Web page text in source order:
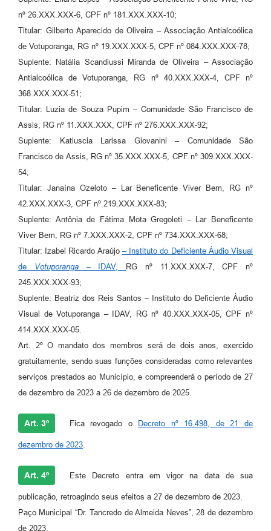
nº 26.XXX.XXX-6, CPF nº 181.XXX.XXX-10;
Titular: Gilberto Aparecido de Oliveira – Associação Antialcoólica
de Votuporanga, RG nº 19.XXX.XXX-5, CPF nº 084.XXX.XXX-78;
Suplente: Natália Scandiussi Miranda de Oliveira – Associação
Antialcoólica de Votuporanga, RG nº 40.XXX.XXX-4, CPF nº
368.XXX.XXX-51;
Titular: Luzia de Souza Pupim – Comunidade São Francisco de
Assis, RG nº 11.XXX.XXX, CPF nº 276.XXX.XXX-92;
Suplente: Katiuscia Larissa Giovanini – Comunidade São
Francisco de Assis, RG nº 35.XXX.XXX-5, CPF nº 309.XXX.XXX-
54;
Titular: Janaína Ozeloto – Lar Beneficente Viver Bem, RG nº
42.XXX.XXX-3, CPF nº 219.XXX.XXX-83;
Suplente: Antônia de Fátima Mota Gregoleti – Lar Beneficente
Viver Bem, RG nº 7.XXX.XXX-2, CPF nº 734.XXX.XXX-68;
Titular: Izabel Ricardo Araújo – Instituto do Deficiente Áudio Visual
de Votuporanga – IDAV,
RG nº 11.XXX.XXX-7, CPF nº
245.XXX.XXX-93;
Suplente: Beatriz dos Reis Santos – Instituto do Deficiente Áudio
Visual de Votuporanga – IDAV, RG nº 40.XXX.XXX-05, CPF nº
414.XXX.XXX-05.
Art. 2º O mandato dos membros será de dois anos, exercido
gratuitamente, sendo suas funções consideradas como relevantes
serviços prestados ao Município, e compreenderá o período de 27
de dezembro de 2023 a 26 de dezembro de 2025.
Art. 3º Fica revogado o Decreto nº 16.498, de 21 de
dezembro de 2023
Art. 4º Este Decreto entra em vigor na data de sua
publicação, retroagindo seus efeitos a 27 de dezembro de 2023.
Paço Municipal “Dr. Tancredo de Almeida Neves”, 28 de dezembro
de 2023.